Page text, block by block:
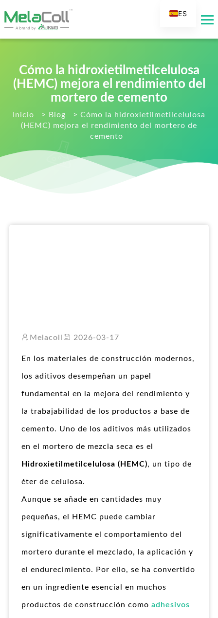
Cómo la hidroxietilmetilcelulosa
(HEMC) mejora el rendimiento del
mortero de cemento
Inicio > Blog > Cómo la hidroxietilmetilcelulosa
(HEMC) mejora el rendimiento del mortero de
cemento
Melacoll 2026-03-17
En los materiales de construcción modernos,
los aditivos desempeñan un papel
fundamental en la mejora del rendimiento y
la trabajabilidad de los productos a base de
cemento. Uno de los aditivos más utilizados
en el mortero de mezcla seca es el
Hidroxietilmetilcelulosa (HEMC), un tipo de
éter de celulosa.
Aunque se añade en cantidades muy
pequeñas, el HEMC puede cambiar
significativamente el comportamiento del
mortero durante el mezclado, la aplicación y
el endurecimiento. Por ello, se ha convertido
en un ingrediente esencial en muchos
productos de construcción como adhesivos
ES
IT
TR
NL